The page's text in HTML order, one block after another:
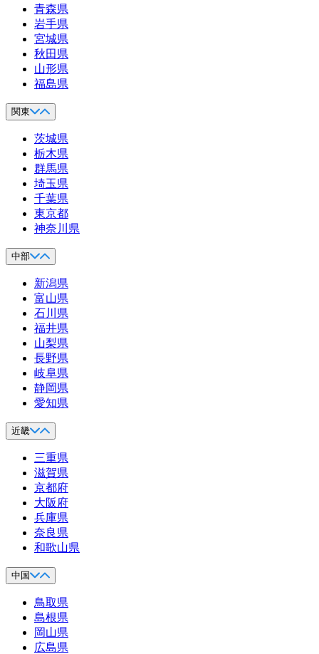
青森県
岩手県
宮城県
秋田県
山形県
福島県
関東
茨城県
栃木県
群馬県
埼玉県
千葉県
東京都
神奈川県
中部
新潟県
富山県
石川県
福井県
山梨県
長野県
岐阜県
静岡県
愛知県
近畿
三重県
滋賀県
京都府
大阪府
兵庫県
奈良県
和歌山県
中国
鳥取県
島根県
岡山県
広島県